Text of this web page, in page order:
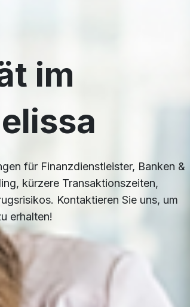
im
für Finanzdienstleister, Banken &
kürzere Transaktionszeiten,
Kontaktieren Sie uns, um
erhalten!